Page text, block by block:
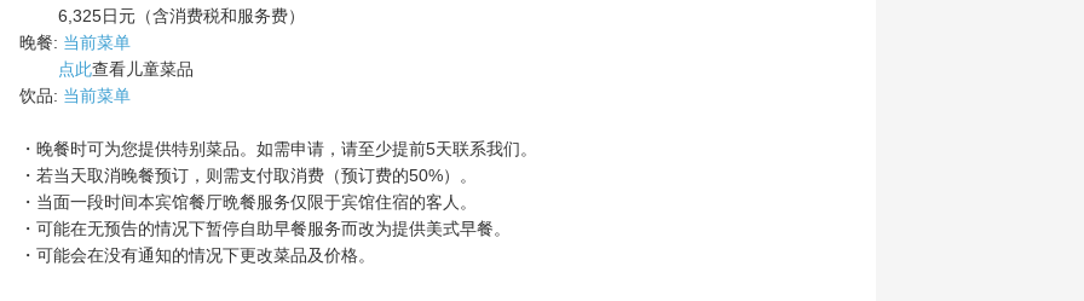
6,325日元（含消费税和服务费）
晚餐: 当前菜单
点此查看儿童菜品
饮品: 当前菜单
・晚餐时可为您提供特别菜品。如需申请，请至少提前5天联系我们。
・若当天取消晚餐预订，则需支付取消费（预订费的50%）。
・当面一段时间本宾馆餐厅晩餐服务仅限于宾馆住宿的客人。
・可能在无预告的情况下暂停自助早餐服务而改为提供美式早餐。
・可能会在没有通知的情况下更改菜品及价格。